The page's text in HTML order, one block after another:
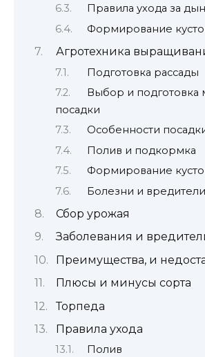
Правила ухода за
Формирование
Агротехника
Подготовка рассады
Выбор и подготовка
посадки
Особенности
Полив и подкормка
Формирование
Болезни и вредители
Сбор урожая
Заболевания и
Преимущества, и
Плюсы и минусы сорта
Торпеда
Правила ухода
Полив